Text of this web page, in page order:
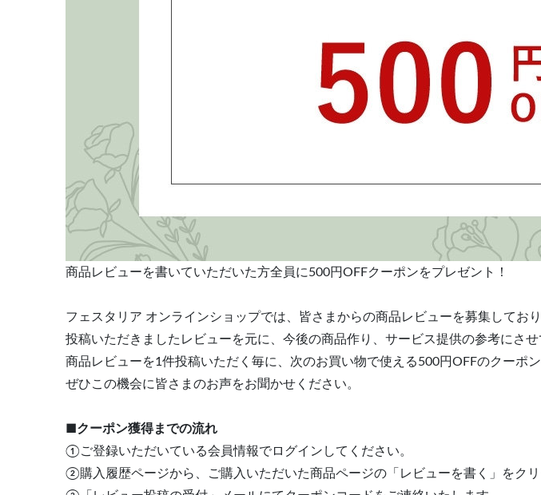
商品レビューを書いていただいた方全員に500円OFFクーポンをプレゼント！
フェスタリア オンラインショップでは、皆さまからの商品レビューを募集しており
投稿いただきましたレビューを元に、今後の商品作り、サービス提供の参考にさせ
商品レビューを1件投稿いただく毎に、次のお買い物で使える500円OFFのクーポン
ぜひこの機会に皆さまのお声をお聞かせください。
■クーポン獲得までの流れ
①ご登録いただいている会員情報でログインしてください。
②購入履歴ページから、ご購入いただいた商品ページの「レビューを書く」をク